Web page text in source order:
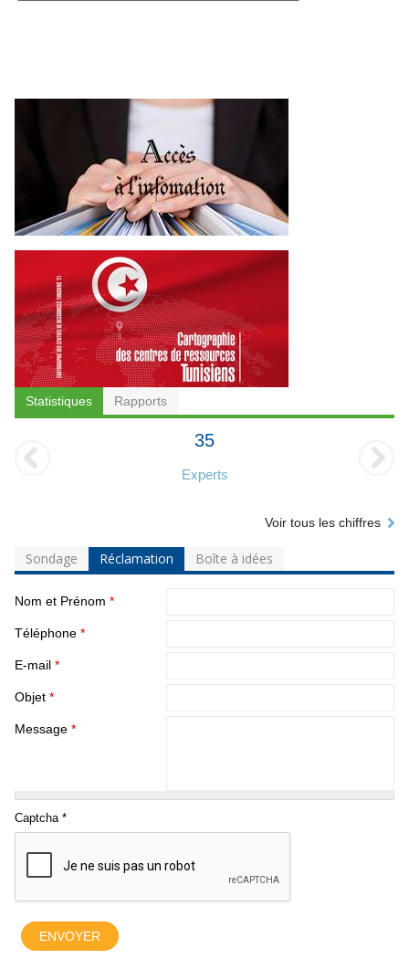
Statistiques Rapports
35
Experts
Voir tous les chiffres
Sondage Réclamation Boîte à idées
Nom et Prénom *
Téléphone *
E-mail *
Objet *
Message *